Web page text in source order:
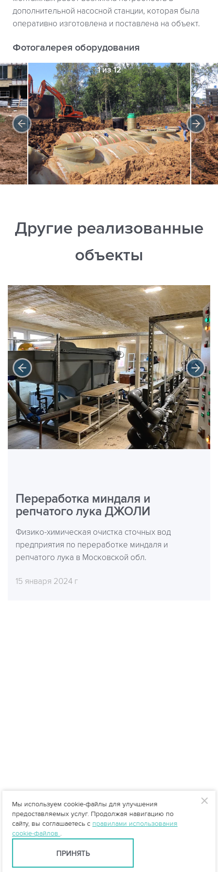
дополнительной насосной станции, которая была
оперативно изготовлена и поставлена на объект.
Фотогалерея оборудования
1 из 12
Другие реализованные
объекты
Переработка миндаля и
репчатого лука ДЖОЛИ
Физико-химическая очистка сточных вод
предприятия по переработке миндаля и
репчатого лука в Московской обл.
15 января 2024 г
Мы используем cookie-файлы для улучшения
предоставляемых услуг. Продолжая навигацию по
сайту, вы соглашаетесь с правилами использования
cookie-файлов .
ПРИНЯТЬ